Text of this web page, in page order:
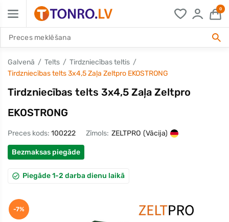
0
Galvenā Telts
Tirdzniecības teltis
Tirdzniecības telts 3x4,5 Zaļa Zeltpro EKOSTRONG
Tirdzniecības telts 3x4,5 Zaļa Zeltpro
EKOSTRONG
Preces kods: 100222 Zīmols: ZELTPRO (Vācija)
Bezmaksas piegāde
Piegāde 1-2 darba dienu laikā
-7%